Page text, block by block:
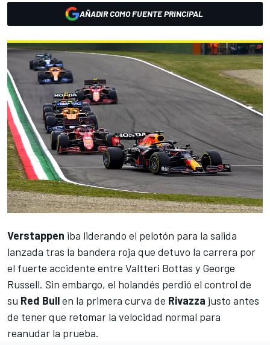
AÑADIR COMO FUENTE PRINCIPAL
Verstappen iba liderando el pelotón para la salida
lanzada tras la bandera roja que detuvo la carrera por
el fuerte accidente entre Valtteri Bottas y George
Russell. Sin embargo, el holandés perdió el control de
su Red Bullen la primera curva de Rivazza justo antes
de tener que retomar la velocidad normal para
reanudar la prueba.